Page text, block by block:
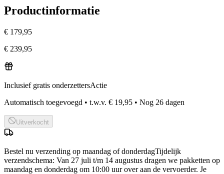
Productinformatie
€ 179,95
€ 239,95
Inclusief gratis onderzettersActie
Automatisch toegevoegd • t.w.v. € 19,95 • Nog 26 dagen
Uitverkocht
Bestel nu verzending op maandag of donderdagTijdelijk
verzendschema: Van 27 juli t/m 14 augustus dragen we pakketten op
maandag en donderdag om 10:00 uur over aan de vervoerder. Je